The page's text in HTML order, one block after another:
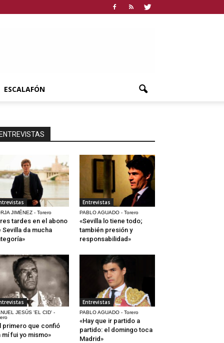
ESCALAFÓN
JIMÉNEZ - Torero
tardes en el abono
Sevilla da mucha
Entrevistas
PABLO AGUADO - Torero
«Sevilla lo tiene todo;
también presión y
responsabilidad»
JESÚS 'EL CID' -
primero que confió
mí fui yo mismo»
Entrevistas
PABLO AGUADO - Torero
«Hay que ir partido a
partido: el domingo toca
Madrid»